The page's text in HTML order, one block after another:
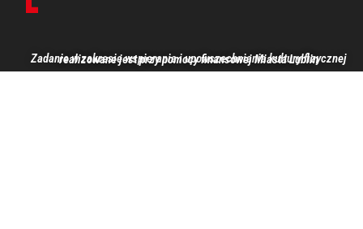
Zadanie w zakresie wspierania i upowszechniania kultury fizycznej realizowane jest przy pomocy finansowej Miasta Lublin